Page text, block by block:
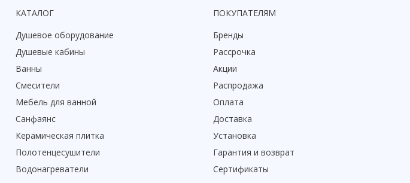
КАТАЛОГ
Душевое оборудование
Душевые кабины
Ванны
Смесители
Мебель для ванной
Санфаянс
Керамическая плитка
Полотенцесушители
Водонагреватели
ПОКУПАТЕЛЯМ
Бренды
Рассрочка
Акции
Распродажа
Оплата
Доставка
Установка
Гарантия и возврат
Сертификаты